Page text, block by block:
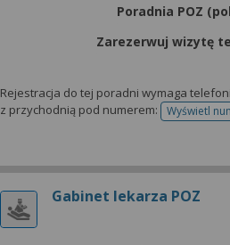
Poradnia POZ
Zarezerwuj wizytę
Rejestracja do tej poradni wymaga
z przychodnią pod numerem:
Wyświetl
Gabinet lekarza POZ